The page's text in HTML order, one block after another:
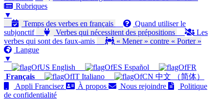
Rubriques
▼
Temps des verbes en français
Quand utiliser le
subjonctif
Verbes qui nécessitent des prépositions
Les
verbes qui sont des faux-amis
« Mener » contre « Porter »
Langue
▼
English
Español
Français
Italiano
中文 （简体）
Appli Francisez
À propos Nous rejoindre
Politique
de confidentialité